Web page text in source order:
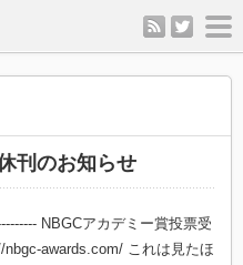
rss twitter
刊のお知らせ
NBGCアカデミー賞投票受
awards.com/ これは見たほ